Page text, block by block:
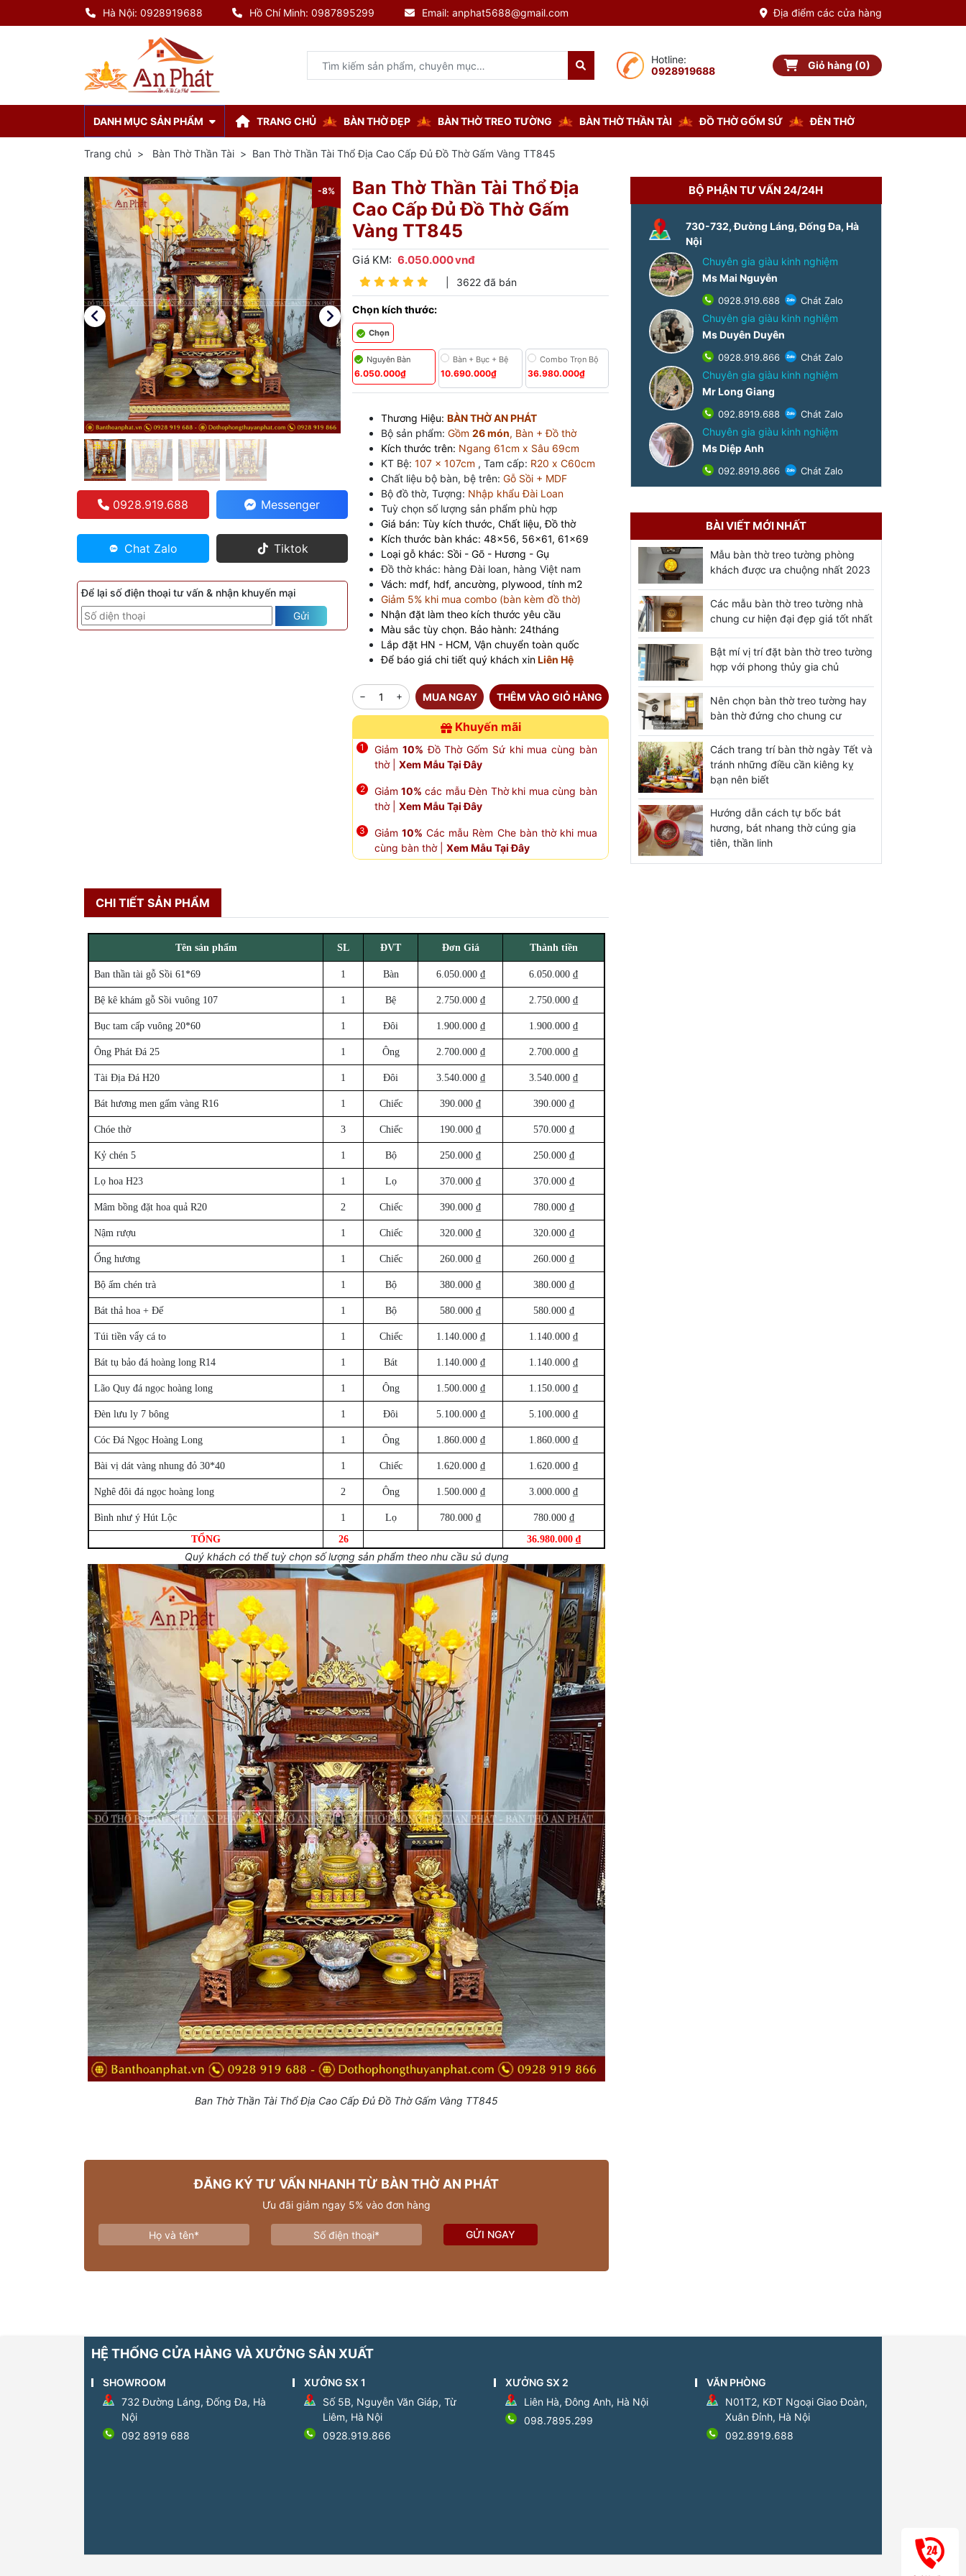
Hotline:
0928919688
Giỏ hàng
Giỏ hàng (0)
TRANG CHỦ BÀN THỜ ĐẸP BÀN THỜ TREO TƯỜNG BÀN THỜ THẦN TÀI ĐỒ THỜ GỐM SỨ ĐÈN THỜ
DANH MỤC SẢN PHẨM
Hà Nội: 0928919688 Hồ Chí Minh: 0987895299 Email: anphat5688@gmail.com Địa điểm các cửa hàng
Trang chủ Bàn Thờ Thần Tài Ban Thờ Thần Tài Thổ Địa Cao Cấp Đủ Đồ Thờ Gấm Vàng TT845
-8% -8%
0928.919.688 Messenger
Chat Zalo Tiktok
Để lại số điện thoại tư vấn & nhận khuyến mại
Gửi
Ban Thờ Thần Tài Thổ Địa
Cao Cấp Đủ Đồ Thờ Gấm
Vàng TT845
Giá KM: 6.050.000vnđ
3622 đã bán
Chọn kích thước:
Chọn
Nguyên Bàn
6.050.000₫
Bàn + Bục + Bệ
10.690.000₫
Combo Trọn Bộ
36.980.000₫
Thương Hiệu: BÀN THỜAN PHÁT
Bộ sản phẩm: Gồm 26 món, Bàn + Đồ thờ
Kích thước trên: Ngang 61cm x Sâu 69cm
KT Bệ: 107 x 107cm , Tam cấp: R20 x C60cm
Chất liệu bộ bàn, bệ trên: Gỗ Sồi + MDF
Bộ đồ thờ, Tượng: Nhập khẩu Đài Loan
Tuỳ chọn số lượng sản phẩm phù hợp
Giá bán: Tùy kích thước, Chất liệu, Đồ thờ
Kích thước bàn khác: 48x56, 56x61, 61x69
Loại gỗ khác: Sồi - Gõ - Hương - Gụ
Đồ thờ khác: hàng Đài loan, hàng Việt nam
Vách: mdf, hdf, ancường, plywood, tính m2
Giảm 5% khi mua combo (bàn kèm đồ thờ)
Nhận đặt làm theo kích thước yêu cầu
Màu sắc tùy chọn. Bảo hành: 24tháng
Lắp đặt HN - HCM, Vận chuyển toàn quốc
Để báo giá chi tiết quý khách xinLiên Hệ
MUA NGAY THÊM VÀO GIỎ HÀNG
Khuyến mãi
Giảm 10% Đồ Thờ Gốm Sứ khi mua cùng bàn
thờ | Xem Mẫu Tại Đây
Giảm 10% các mẫu Đèn Thờ khi mua cùng bàn
thờ | Xem Mẫu Tại Đây
Giảm10% Các mẫu Rèm Che bàn thờ khi mua
cùng bàn thờ | Xem Mẫu Tại Đây
CHI TIẾT SẢN PHẨM
Tên sản phẩm SL ĐVT Đơn Giá Thành tiền
Ban thần tài gỗ Sồi 61*69 1 Bàn 6.050.000 ₫ 6.050.000 ₫
Bệ kê khám gỗ Sồi vuông 107 1 Bệ 2.750.000 ₫ 2.750.000 ₫
Bục tam cấp vuông 20*60 1 Đôi 1.900.000 ₫ 1.900.000 ₫
Ông Phát Đá 25 1 Ông 2.700.000 ₫ 2.700.000 ₫
Tài Địa Đá H20 1 Đôi 3.540.000 ₫ 3.540.000 ₫
Bát hương men gấm vàng R16 1 Chiếc 390.000 ₫ 390.000 ₫
Chóe thờ 3 Chiếc 190.000 ₫ 570.000 ₫
Kỷ chén 5 1 Bộ 250.000 ₫ 250.000 ₫
Lọ hoa H23 1 Lọ 370.000 ₫ 370.000 ₫
Mâm bồng đặt hoa quả R20 2 Chiếc 390.000 ₫ 780.000 ₫
Nậm rượu 1 Chiếc 320.000 ₫ 320.000 ₫
Ống hương 1 Chiếc 260.000 ₫ 260.000 ₫
Bộ ấm chén trà 1 Bộ 380.000 ₫ 380.000 ₫
Bát thả hoa + Đế 1 Bộ 580.000 ₫ 580.000 ₫
Túi tiền vẩy cá to 1 Chiếc 1.140.000 ₫ 1.140.000 ₫
Bát tụ bảo đá hoàng long R14 1 Bát 1.140.000 ₫ 1.140.000 ₫
Lão Quy đá ngọc hoàng long 1 Ông 1.500.000 ₫ 1.150.000 ₫
Đèn lưu ly 7 bông 1 Đôi 5.100.000 ₫ 5.100.000 ₫
Cóc Đá Ngọc Hoàng Long 1 Ông 1.860.000 ₫ 1.860.000 ₫
Bài vị dát vàng nhung đỏ 30*40 1 Chiếc 1.620.000 ₫ 1.620.000 ₫
Nghê đôi đá ngọc hoàng long 2 Ông 1.500.000 ₫ 3.000.000 ₫
Bình như ý Hút Lộc 1 Lọ 780.000 ₫
780.000 ₫
TỔNG
26 36.980.000 ₫
Quý khách có thể tuỳ chọn số lượng sản phẩm theo nhu cầu sủ dụng
Ban Thờ Thần Tài Thổ Địa Cao Cấp Đủ Đồ Thờ Gấm Vàng TT845
ĐĂNG KÝ TƯ VẤN NHANH TỪ BÀN THỜ AN PHÁT
Ưu đãi giảm ngay 5% vào đơn hàng
GỬI NGAY
BỘ PHẬN TƯ VẤN 24/24H
730-732, Đường Láng, Đống Đa, Hà
Nội
Chuyên gia giàu kinh nghiệm
Ms Mai Nguyễn
0928.919.688 Chát Zalo
Chuyên gia giàu kinh nghiệm
Ms Duyên Duyên
0928.919.866 Chát Zalo
Chuyên gia giàu kinh nghiệm
Mr Long Giang
092.8919.688 Chát Zalo
Chuyên gia giàu kinh nghiệm
Ms Diệp Anh
092.8919.866 Chát Zalo
BÀI VIẾT MỚI NHẤT
Mẫu bàn thờ treo tường phòng
khách được ưa chuộng nhất 2023
Các mẫu bàn thờ treo tường nhà
chung cư hiện đại đẹp giá tốt nhất
Bật mí vị trí đặt bàn thờ treo tường
hợp với phong thủy gia chủ
Nên chọn bàn thờ treo tường hay
bàn thờ đứng cho chung cư
Cách trang trí bàn thờ ngày Tết và
tránh những điều cần kiêng kỵ
bạn nên biết
Hướng dẫn cách tự bốc bát
hương, bát nhang thờ cúng gia
tiên, thần linh
HỆ THỐNG CỬA HÀNG VÀ XƯỞNG SẢN XUẤT
SHOWROOM
732 Đường Láng, Đống Đa, Hà
Nội
092 8919 688
XƯỞNG SX 1
Số 5B, Nguyễn Văn Giáp, Từ
Liêm, Hà Nội
0928.919.866
XƯỞNG SX 2
Liên Hà, Đông Anh, Hà Nội
098.7895.299
VĂN PHÒNG
N01T2, KĐT Ngoại Giao Đoàn,
Xuân Đỉnh, Hà Nội
092.8919.688